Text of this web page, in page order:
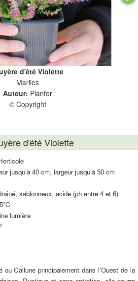
d'été Violette
Marlies
Auteur: Planfor
© Copyright
d'été Violette
jusqu’à 40 cm, largeur jusqu’à 50 cm
sablonneux, acide (ph entre 4 et 6)
lumière
ou Callune principalement dans l’Ouest de la